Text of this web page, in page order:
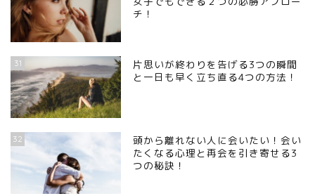
チ！
31
片思いが終わりを告げる3つの瞬間
と一日も早く立ち直る4つの方法！
32
頭から離れない人に会いたい！会い
たくなる心理と再会を引き寄せる3
つの秘訣！